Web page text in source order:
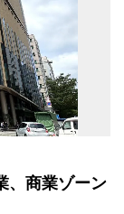
、商業ゾーン